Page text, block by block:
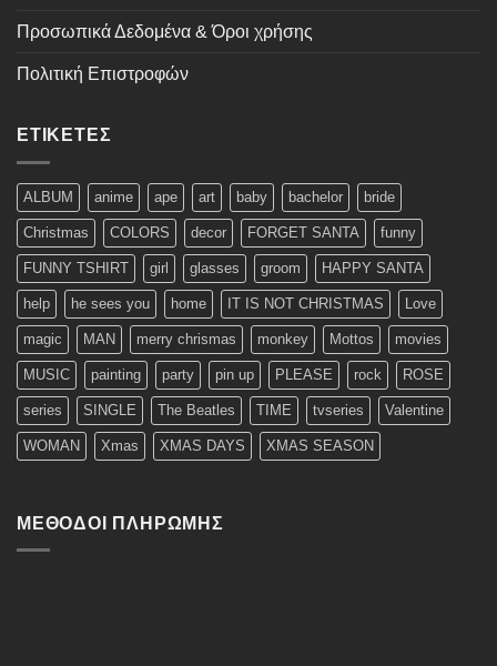
Προσωπικά Δεδομένα & Όροι χρήσης
Πολιτική Επιστροφών
ΕΤΙΚΈΤΕΣ
ALBUM anime ape art baby bachelor bride
Christmas COLORS decor FORGET SANTA funny
FUNNY TSHIRT girl glasses groom HAPPY SANTA
help he sees you home IT IS NOT CHRISTMAS Love
magic MAN merry chrismas monkey Mottos movies
MUSIC painting party pin up PLEASE rock ROSE
series SINGLE The Beatles TIME tvseries Valentine
WOMAN Xmas XMAS DAYS XMAS SEASON
ΜΈΘΟΔΟΙ ΠΛΗΡΩΜΉΣ